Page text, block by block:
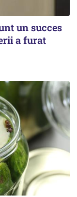
un succes
a furat